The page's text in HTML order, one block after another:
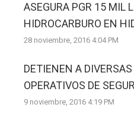
ASEGURA PGR 15 MIL
HIDROCARBURO EN
28 noviembre, 2016 4:04 PM
DETIENEN A
OPERATIVOS DE
9 noviembre, 2016 4:19 PM